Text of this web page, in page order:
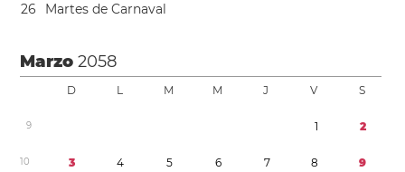
26 Martes de Carnaval
Marzo2058
D L M M J V S
9 1 2
10 3 4 5 6 7 8 9